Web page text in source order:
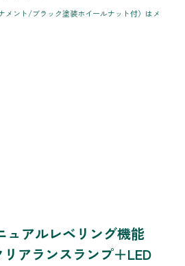
ント/ブラック塗装ホイールナット付）はメ
ュアルレベリング機能
アランスランプ＋LED